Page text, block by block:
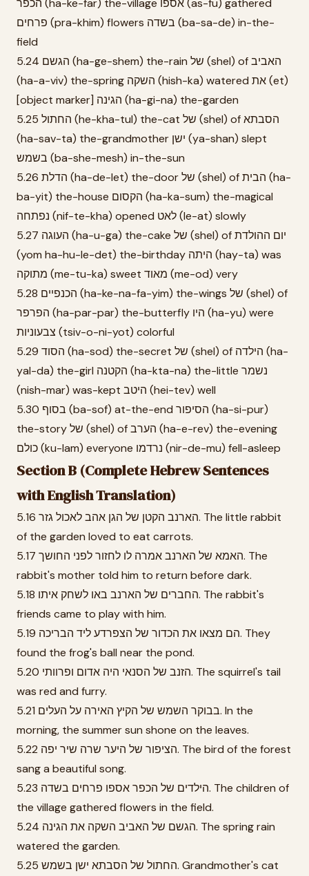
הכפר (ha-ke-far) the-village אספו (as-fu) gathered
פרחים (pra-khim) flowers בשדה (ba-sa-de) in-the-
field
5.24 הגשם (ha-ge-shem) the-rain של (shel) of האביב
(ha-a-viv) the-spring השקה (hish-ka) watered את (et)
[object marker] הגינה (ha-gi-na) the-garden
5.25 החתול (he-kha-tul) the-cat של (shel) of הסבתא
(ha-sav-ta) the-grandmother ישן (ya-shan) slept
בשמש (ba-she-mesh) in-the-sun
5.26 הדלת (ha-de-let) the-door של (shel) of הבית (ha-
ba-yit) the-house הקסום (ha-ka-sum) the-magical
נפתחה (nif-te-kha) opened לאט (le-at) slowly
5.27 העוגה (ha-u-ga) the-cake של (shel) of יום ההולדת
(yom ha-hu-le-det) the-birthday היתה (hay-ta) was
מתוקה (me-tu-ka) sweet מאוד (me-od) very
5.28 הכנפיים (ha-ke-na-fa-yim) the-wings של (shel) of
הפרפר (ha-par-par) the-butterfly היו (ha-yu) were
צבעוניות (tsiv-o-ni-yot) colorful
5.29 הסוד (ha-sod) the-secret של (shel) of הילדה (ha-
yal-da) the-girl הקטנה (ha-kta-na) the-little נשמר
(nish-mar) was-kept היטב (hei-tev) well
5.30 בסוף (ba-sof) at-the-end הסיפור (ha-si-pur)
the-story של (shel) of הערב (ha-e-rev) the-evening
כולם (ku-lam) everyone נרדמו (nir-de-mu) fell-asleep
Section B (Complete Hebrew Sentences
with English Translation)
5.16 הארנב הקטן של הגן אהב לאכול גזר. The little rabbit
of the garden loved to eat carrots.
5.17 האמא של הארנב אמרה לו לחזור לפני החושך. The
rabbit's mother told him to return before dark.
5.18 החברים של הארנב באו לשחק איתו. The rabbit's
friends came to play with him.
5.19 הם מצאו את הכדור של הצפרדע ליד הבריכה. They
found the frog's ball near the pond.
5.20 הזנב של הסנאי היה אדום ופרוותי. The squirrel's tail
was red and furry.
5.21 בבוקר השמש של הקיץ האירה על העלים. In the
morning, the summer sun shone on the leaves.
5.22 הציפור של היער שרה שיר יפה. The bird of the forest
sang a beautiful song.
5.23 הילדים של הכפר אספו פרחים בשדה. The children of
the village gathered flowers in the field.
5.24 הגשם של האביב השקה את הגינה. The spring rain
watered the garden.
5.25 החתול של הסבתא ישן בשמש. Grandmother's cat